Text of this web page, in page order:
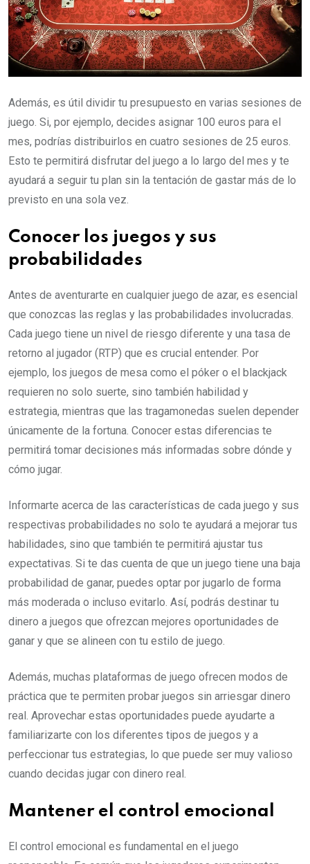
Además, es útil dividir tu presupuesto en varias sesiones de
juego. Si, por ejemplo, decides asignar 100 euros para el
mes, podrías distribuirlos en cuatro sesiones de 25 euros.
Esto te permitirá disfrutar del juego a lo largo del mes y te
ayudará a seguir tu plan sin la tentación de gastar más de lo
previsto en una sola vez.
Conocer los juegos y sus
probabilidades
Antes de aventurarte en cualquier juego de azar, es esencial
que conozcas las reglas y las probabilidades involucradas.
Cada juego tiene un nivel de riesgo diferente y una tasa de
retorno al jugador (RTP) que es crucial entender. Por
ejemplo, los juegos de mesa como el póker o el blackjack
requieren no solo suerte, sino también habilidad y
estrategia, mientras que las tragamonedas suelen depender
únicamente de la fortuna. Conocer estas diferencias te
permitirá tomar decisiones más informadas sobre dónde y
cómo jugar.
Informarte acerca de las características de cada juego y sus
respectivas probabilidades no solo te ayudará a mejorar tus
habilidades, sino que también te permitirá ajustar tus
expectativas. Si te das cuenta de que un juego tiene una baja
probabilidad de ganar, puedes optar por jugarlo de forma
más moderada o incluso evitarlo. Así, podrás destinar tu
dinero a juegos que ofrezcan mejores oportunidades de
ganar y que se alineen con tu estilo de juego.
Además, muchas plataformas de juego ofrecen modos de
práctica que te permiten probar juegos sin arriesgar dinero
real. Aprovechar estas oportunidades puede ayudarte a
familiarizarte con los diferentes tipos de juegos y a
perfeccionar tus estrategias, lo que puede ser muy valioso
cuando decidas jugar con dinero real.
Mantener el control emocional
El control emocional es fundamental en el juego